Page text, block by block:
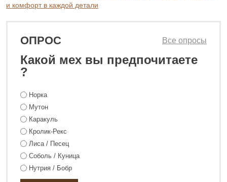
76 800 ₽ 108 800 ₽
и комфорт в каждой детали
ОПРОС
Какой мех вы предпочитаете
?
Все опросы
Норка
Мутон
Каракуль
Кролик-Рекс
Лиса / Песец
Соболь / Куница
Нутрия / Бобр